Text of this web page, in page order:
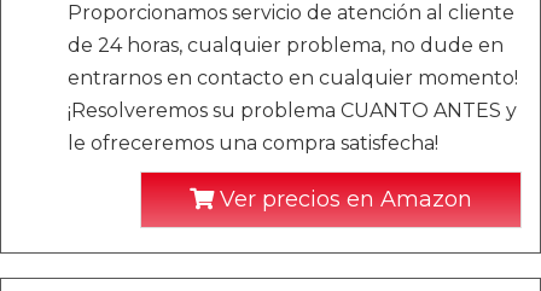
Proporcionamos servicio de atención al cliente
de 24 horas, cualquier problema, no dude en
entrarnos en contacto en cualquier momento!
¡Resolveremos su problema CUANTO ANTES y
le ofreceremos una compra satisfecha!
Ver precios en Amazon